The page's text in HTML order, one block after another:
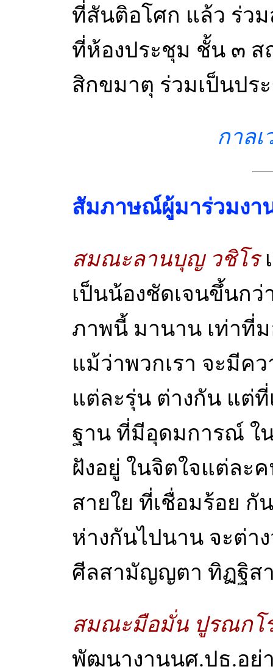
ที่สันติอโศก แล้ว ร่ว
ที่ห้องประชุม ชั้น ๓
สิกขมาตุ ร่วมเป็นปร
กาลเ
สัมภาษณ์ผู้มาร่วมงา
สมณะลานบุญ วชิโร
เป็นน้องชัดเจนขึ้นก
ภาพนี้ มานาน เท่าที่
แม้ว่าพวกเรา จะมีค
แต่ละรุ่น ต่างกัน แต่
ฐาน ที่มีอุดมการณ์ ใ
ฝังอยู่ ในจิตใจแต่ละ
สายใย ที่เชื่อมร้อย กั
ห่างกันไปนาน จะต่า
ศีลสามัญญตา ทิฏฐิส
สมณะมือมั่น ปูรณกโ
พัฒนางานนศ.ปธ.อย่